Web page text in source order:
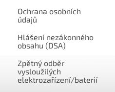
Ochrana osobních
údajů
Hlášení nezákonného
obsahu (DSA)
Zpětný odběr
vysloužilých
elektrozařízení/baterií